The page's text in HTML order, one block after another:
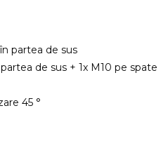
partea de sus
de sus + 1x M10 pe spate
45 °